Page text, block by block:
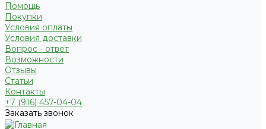
Помощь
Покупки
Условия оплаты
Условия доставки
Вопрос - ответ
Возможности
Отзывы
Статьи
Контакты
+7 (916) 457-04-04
Заказать звонок